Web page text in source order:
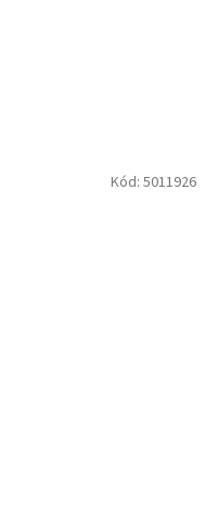
Kód: 5011926